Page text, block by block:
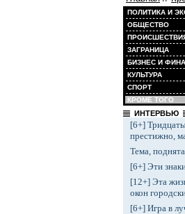
ПОЛИТИКА И
ОБЩЕСТВО
ЗАГРАНИЦА
БИЗНЕС И
КУЛЬТУРА
СПОРТ
КРОМЕ ТОГО
ИНТЕРВЬЮ
[6+]
престижно,
Тема,
[6+] Эти
[12+] Эта
окон
[6+] Игра в